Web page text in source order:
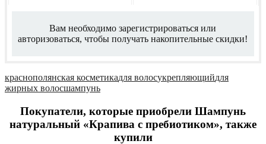
Вам необходимо зарегистрироваться или
авторизоваться, чтобы получать накопительные скидки!
краснополянская косметикадля волосукрепляющийдля
жирных волосшампунь
Покупатели, которые приобрели Шампунь
натуральный «Крапива с пребиотиком», также
купили